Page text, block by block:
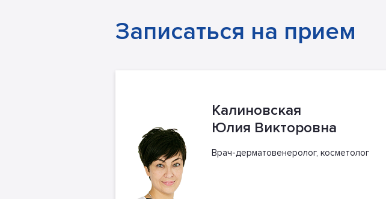
Записаться на прием
Калиновская
Юлия Викторовна
Врач-дерматовенеролог, косметолог